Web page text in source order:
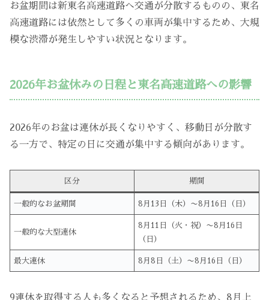
お盆期間は新東名高速道路へ交通が分散するものの、東名
高速道路には依然として多くの車両が集中するため、大規
模な渋滞が発生しやすい状況となります。
2026年お盆休みの日程と東名高速道路への影響
2026年のお盆は連休が長くなりやすく、移動日が分散す
る一方で、特定の日に交通が集中する傾向があります。
区分 期間
一般的なお盆期間 8月13日（木）〜8月16日（日）
一般的な大型連休
8月11日（火・祝）〜8月16日
（日）
最大連休 8月8日（土）〜8月16日（日）
9連休を取得する人も多くなると予想されるため、8月上